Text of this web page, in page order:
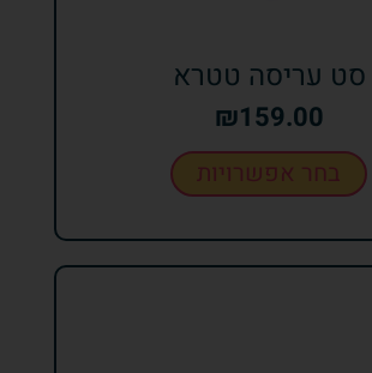
סט עריסה טטרא
₪159.00
בחר אפשרויות